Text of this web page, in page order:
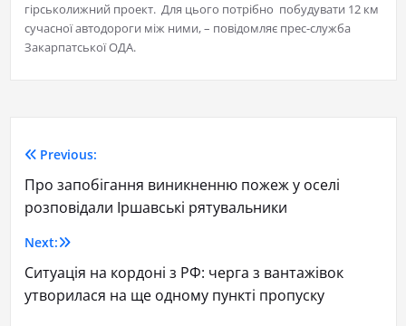
гірськолижний проект. Для цього потрібно побудувати 12 км
сучасної автодороги між ними, – повідомляє прес-служба
Закарпатської ОДА.
Previous:
Про запобігання виникненню пожеж у оселі
розповідали Іршавські рятувальники
Next:
Ситуація на кордоні з РФ: черга з вантажівок
утворилася на ще одному пункті пропуску